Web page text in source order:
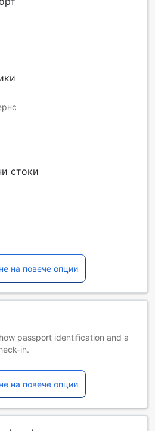
стоки
на повече опции
passport identification and a
in.
заплащане.
AM to 08:00 PM. Guests
time, flight number and email
на повече опции